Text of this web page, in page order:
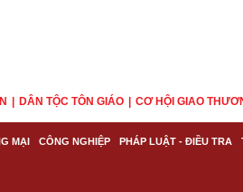
DÂN TỘC TÔN GIÁO CƠ HỘI GIAO
MẠI CÔNG NGHIỆP PHÁP LUẬT - ĐIỀU TRA